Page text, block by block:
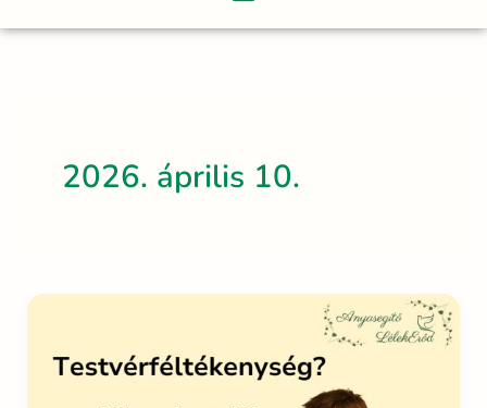
2026. április 10.